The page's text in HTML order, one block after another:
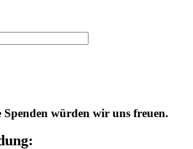
Spenden würden wir uns freuen.